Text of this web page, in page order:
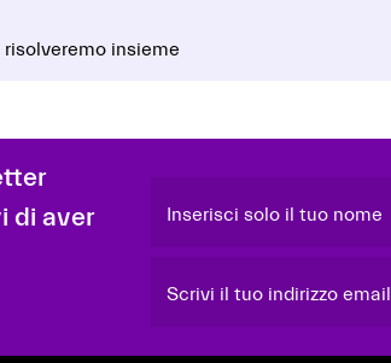
insieme
di aver
Inserisci solo il tuo nome
Scrivi il tuo indirizzo email